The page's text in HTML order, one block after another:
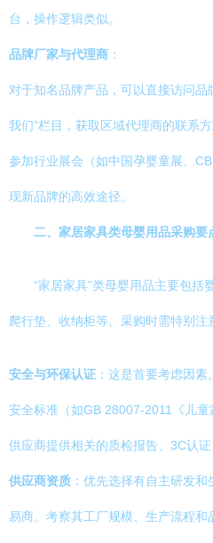
台，操作逻辑类似。
品牌厂家与代理商 ：
对于知名品牌产品，可以直接访问品
我们”栏目，获取区域代理商的联系方
参加行业展会（如中国孕婴童展、
现新品牌的高效途径。
二、家居家具类母婴用品采购要
“家居家具”类母婴用品主要包括
爬行垫、收纳柜等。采购时需特别注
安全与环保认证 ：这是首要考虑因
安全标准（如GB 28007-2011《儿
供应商提供相关的质检报告、3C认
供应商资质 ：优先选择有自主研发
易商。考察其工厂规模、生产流程和